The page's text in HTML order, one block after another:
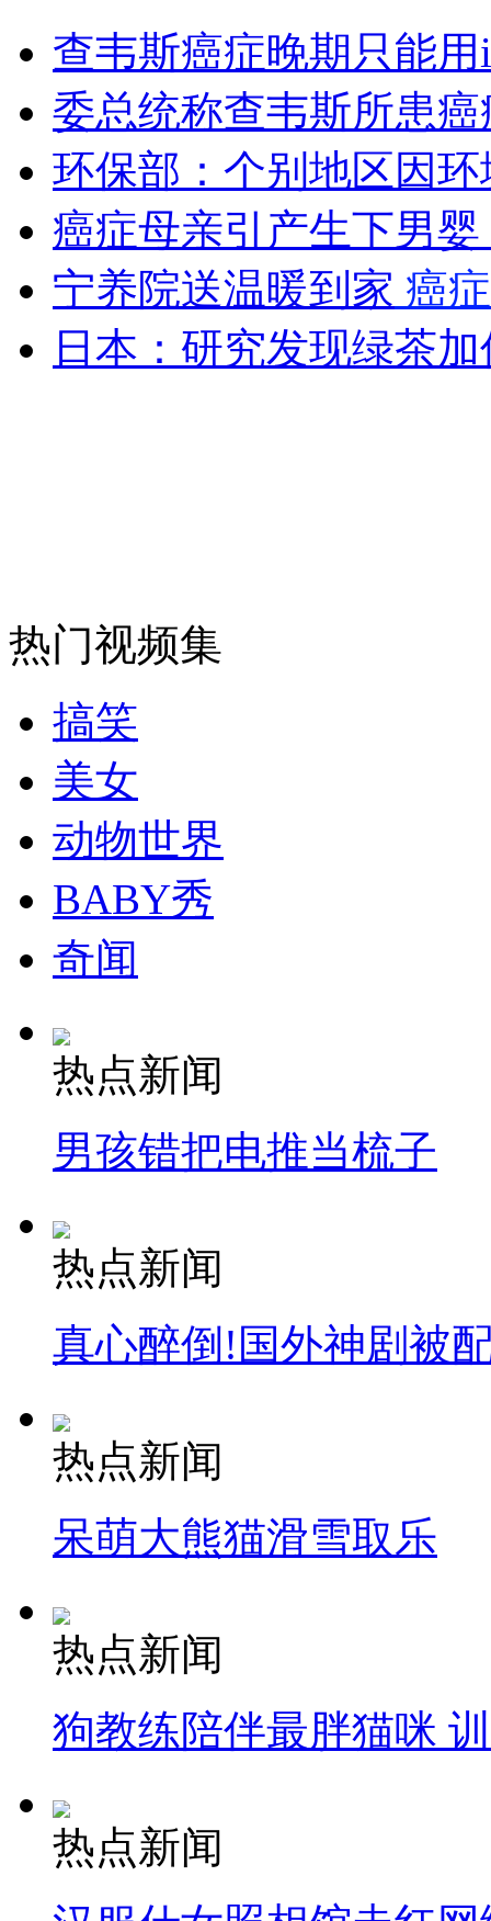
女孩北京地铁殴打老人 痛下狠手拳打脚踢
无痛分娩是否安全 医生回应
外交部：反对强权政治霸凌主义
外交部：有关国家言论片面不公正
消防员救轻生者 花炮节热闹非凡
纽约上演“枕头大战”
司机酒驾遇交警 急速倒车逃窜
查韦斯癌症晚期只能用
委总统称查韦斯所患
环保部：个别地区因
癌症母亲引产生下男
宁养院送温暖到家 癌症
日本：研究发现绿茶
热门视频集
搞笑
美女
动物世界
BABY秀
奇闻
热点新闻
男孩错把电推当梳子
热点新闻
真心醉倒!国外神剧被
热点新闻
呆萌大熊猫滑雪取乐
热点新闻
狗教练陪伴最胖猫咪
热点新闻